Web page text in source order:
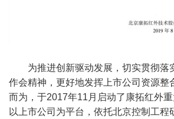
为推进创新驱动发展，切实贯彻落
作会精神，更好地发挥上市公司资源整
而为，于2017年11月启动了康拓红外重
以上市公司为平台，依托北京控制工程